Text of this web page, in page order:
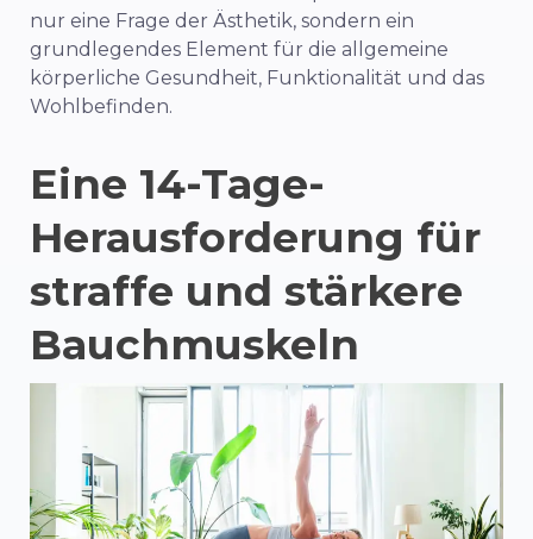
nur eine Frage der Ästhetik, sondern ein
grundlegendes Element für die allgemeine
körperliche Gesundheit, Funktionalität und das
Wohlbefinden.
Eine 14-Tage-
Herausforderung für
straffe und stärkere
Bauchmuskeln